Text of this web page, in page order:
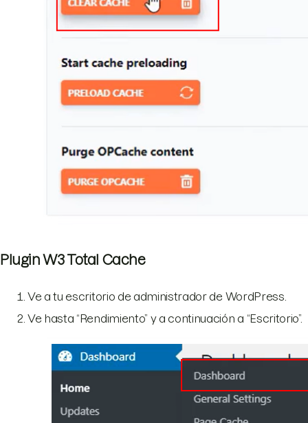
Plugin W3 Total Cache
Ve a tu escritorio de administrador de WordPress.
Ve hasta “Rendimiento” y a continuación a “Escritorio”.